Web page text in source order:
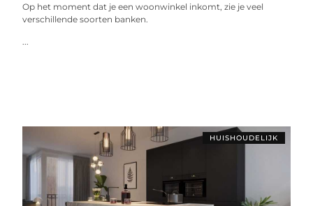
Op het moment dat je een woonwinkel inkomt, zie je veel
verschillende soorten banken.
...
HUISHOUDELIJK